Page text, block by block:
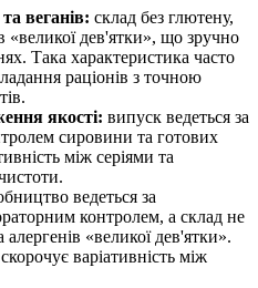
веганів: склад без глютену,
«великої дев'ятки», що зручно
Така характеристика часто
раціонів з точною
якості: випуск ведеться за
сировини та готових
між серіями та
ведеться за
контролем, а склад не
«великої дев'ятки».
варіативність між